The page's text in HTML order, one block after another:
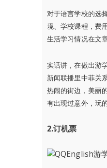
对于语言学校的选
境、学校课程，费
生活学习情况在文
实话讲，在做出游
新闻联播里中菲关
热闹的街边，美丽
有出现过意外，玩
2.订机票